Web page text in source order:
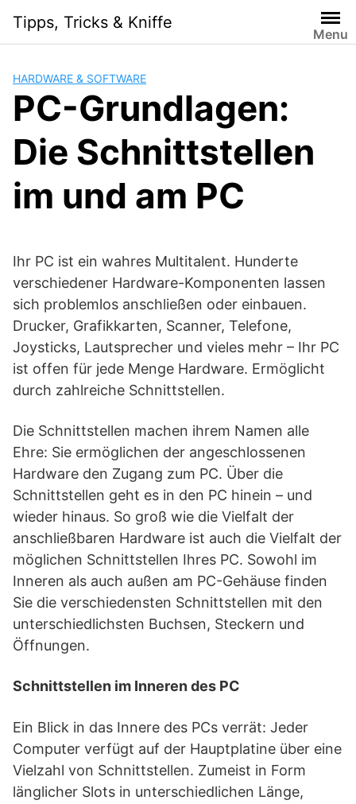
content
Tipps, Tricks & Kniffe
Menu
HARDWARE & SOFTWARE
PC-Grundlagen:
Die Schnittstellen
im und am PC
Ihr PC ist ein wahres Multitalent. Hunderte
verschiedener Hardware-Komponenten lassen
sich problemlos anschließen oder einbauen.
Drucker, Grafikkarten, Scanner, Telefone,
Joysticks, Lautsprecher und vieles mehr – Ihr PC
ist offen für jede Menge Hardware. Ermöglicht
durch zahlreiche Schnittstellen.
Die Schnittstellen machen ihrem Namen alle
Ehre: Sie ermöglichen der angeschlossenen
Hardware den Zugang zum PC. Über die
Schnittstellen geht es in den PC hinein – und
wieder hinaus. So groß wie die Vielfalt der
anschließbaren Hardware ist auch die Vielfalt der
möglichen Schnittstellen Ihres PC. Sowohl im
Inneren als auch außen am PC-Gehäuse finden
Sie die verschiedensten Schnittstellen mit den
unterschiedlichsten Buchsen, Steckern und
Öffnungen.
Schnittstellen im Inneren des PC
Ein Blick in das Innere des PCs verrät: Jeder
Computer verfügt auf der Hauptplatine über eine
Vielzahl von Schnittstellen. Zumeist in Form
länglicher Slots in unterschiedlichen Länge,